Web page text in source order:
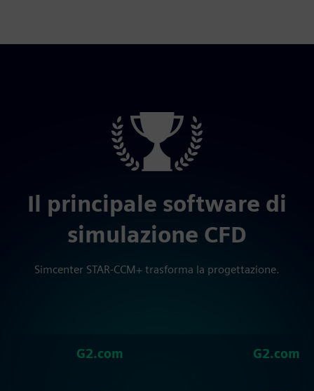
Il principale software di
simulazione CFD
Simcenter STAR-CCM+ trasforma la progettazione.
G2.com G2.com